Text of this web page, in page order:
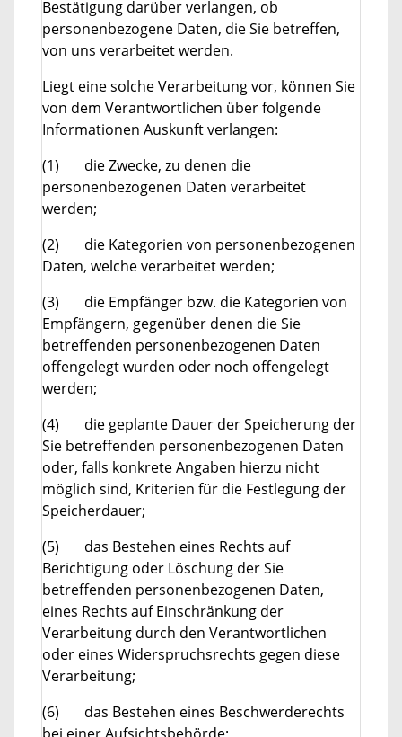
Bestätigung darüber verlangen, ob
personenbezogene Daten, die Sie betreffen,
von uns verarbeitet werden.
Liegt eine solche Verarbeitung vor, können Sie
von dem Verantwortlichen über folgende
Informationen Auskunft verlangen:
(1) die Zwecke, zu denen die
personenbezogenen Daten verarbeitet
werden;
(2) die Kategorien von personenbezogenen
Daten, welche verarbeitet werden;
(3) die Empfänger bzw. die Kategorien von
Empfängern, gegenüber denen die Sie
betreffenden personenbezogenen Daten
offengelegt wurden oder noch offengelegt
werden;
(4) die geplante Dauer der Speicherung der
Sie betreffenden personenbezogenen Daten
oder, falls konkrete Angaben hierzu nicht
möglich sind, Kriterien für die Festlegung der
Speicherdauer;
(5) das Bestehen eines Rechts auf
Berichtigung oder Löschung der Sie
betreffenden personenbezogenen Daten,
eines Rechts auf Einschränkung der
Verarbeitung durch den Verantwortlichen
oder eines Widerspruchsrechts gegen diese
Verarbeitung;
(6) das Bestehen eines Beschwerderechts